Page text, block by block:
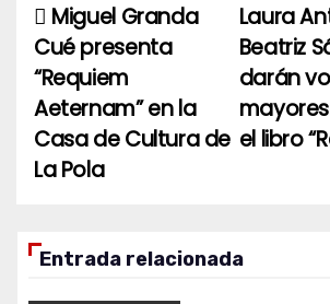
Navegación
de
entradas
Laura
Beatriz
darán
el libro
Miguel Granda
Cué presenta
“Requiem
Aeternam” en la
Casa de Cultura de
La Pola
Entrada relacionada